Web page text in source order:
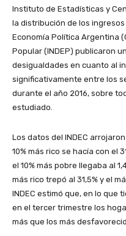
Instituto de Estadísticas y
la distribución de los
Economía Política Argentina
Popular (INDEP) publicaron
desigualdades en cuanto al
significativamente entre los
durante el año 2016, sobre
estudiado.
Los datos del INDEC
10% más rico se hacía con el
el 10% más pobre llegaba al
más rico trepó al 31,5% y el
INDEC estimó que, en lo que
en el tercer trimestre los
más que los más